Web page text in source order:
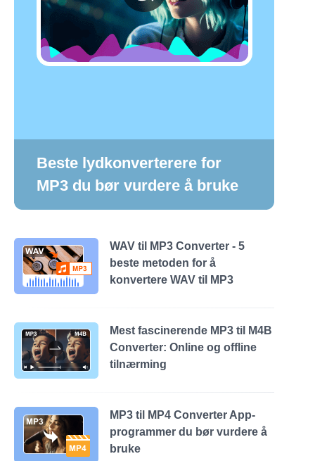
Beste lydkonverterere for
MP3 du bør vurdere å bruke
WAV til MP3 Converter - 5
beste metoden for å
konvertere WAV til MP3
Mest fascinerende MP3 til M4B
Converter: Online og offline
tilnærming
MP3 til MP4 Converter App-
programmer du bør vurdere å
bruke